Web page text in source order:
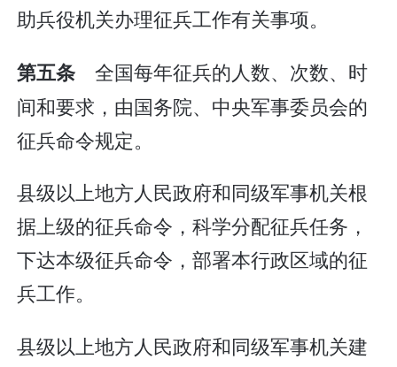
助兵役机关办理征兵工作有关事项。
第五条 全国每年征兵的人数、次数、时
间和要求，由国务院、中央军事委员会的
征兵命令规定。
县级以上地方人民政府和同级军事机关根
据上级的征兵命令，科学分配征兵任务，
下达本级征兵命令，部署本行政区域的征
兵工作。
县级以上地方人民政府和同级军事机关建